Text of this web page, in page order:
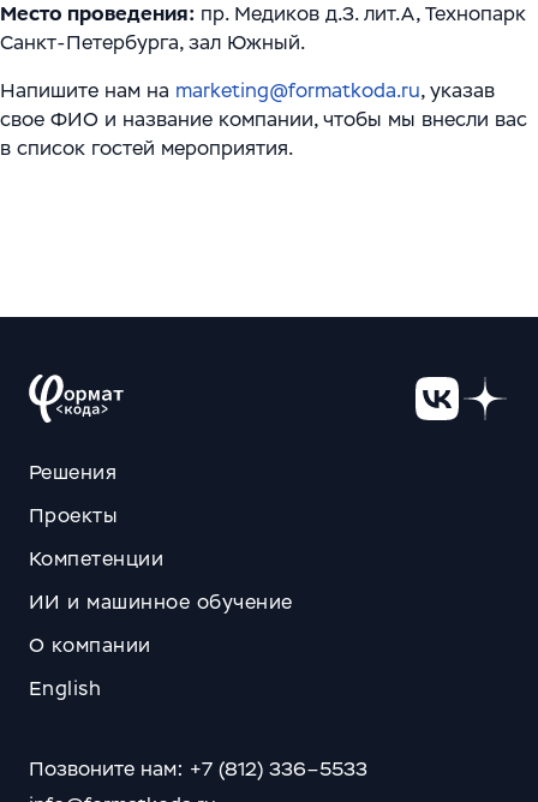
Место проведения: пр. Медиков д.3. лит.А, Технопарк
Санкт-Петербурга, зал Южный.
Напишите нам на marketing@formatkoda.ru, указав
свое ФИО и название компании, чтобы мы внесли вас
в список гостей мероприятия.
Решения
Проекты
Компетенции
ИИ и машинное обучение
О компании
English
Позвоните нам: +7 (812) 336–5533